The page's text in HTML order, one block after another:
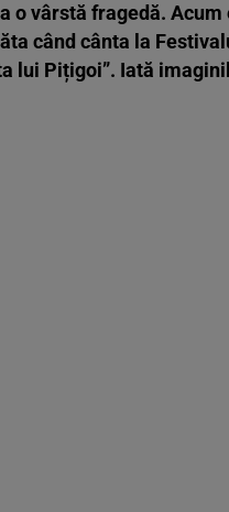
o vârstă fragedă.
când cânta la
lui Pițigoi”. Iată